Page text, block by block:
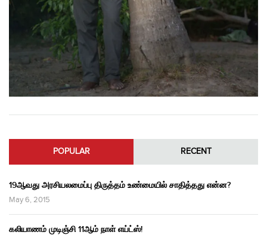
POPULAR RECENT
19ஆவது அரசியலமைப்பு திருத்தம் உண்மையில் சாதித்தது என்ன?
May 6, 2015
கலியாணம் முடிஞ்சி 11ஆம் நாள் எய்ட்ஸ்!